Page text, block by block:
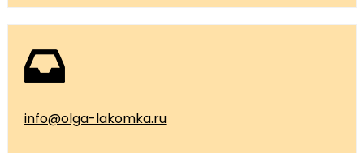
info@olga-lakomka.ru